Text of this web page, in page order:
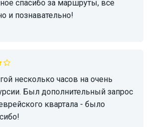
спасибо за маршруты, все
и познавательно!
Был дополнительный запрос
квартала - было